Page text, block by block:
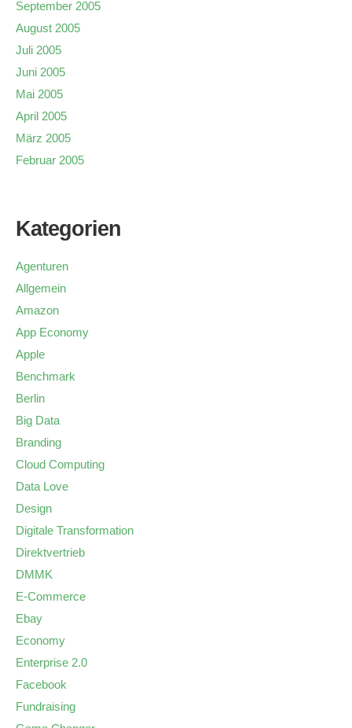
September 2005
August 2005
Juli 2005
Juni 2005
Mai 2005
April 2005
März 2005
Februar 2005
Kategorien
Agenturen
Allgemein
Amazon
App Economy
Apple
Benchmark
Berlin
Big Data
Branding
Cloud Computing
Data Love
Design
Digitale Transformation
Direktvertrieb
DMMK
E-Commerce
Ebay
Economy
Enterprise 2.0
Facebook
Fundraising